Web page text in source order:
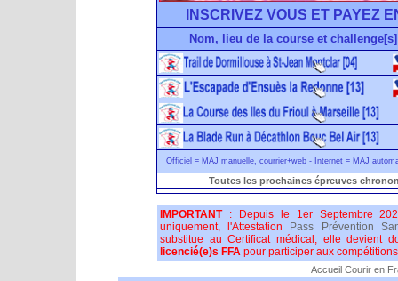
INSCRIVEZ VOUS ET PAYEZ
Nom, lieu de la course et challenge[s]
Officiel = MAJ manuelle, courrier+web - Internet = MAJ
Toutes les prochaines épreuves
IMPORTANT: Depuis le 1er Septembre
uniquement, l'Attestation
Pass Prévention
substitue au Certificat médical, elle devient
licencié(e)s FFA pour participer aux
Accueil Courir en